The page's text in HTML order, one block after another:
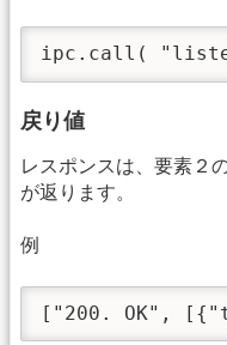
ipc.call(
戻り値
レスポンスは、要素２
が返ります。
例
["200. OK",